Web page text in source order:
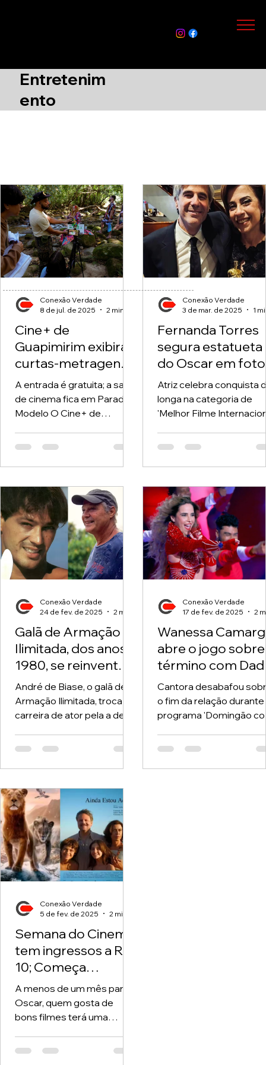
Entretenim
ento
Cine+ de
Guapimirim exibirá
curtas-metragens
produzidos por
alunos de pós-
produção
cinematográfica
A entrada é gratuita; a sala
de cinema fica em Parada
Modelo O Cine+ de
Metropolitana do Rio de
Conexão Verdade
8 de jul. de 2025
Fernanda Torres
segura estatueta
do Oscar em foto
com Walter
após vitória de
'Ainda Estou Aqui'
Atriz celebra conquista
longa na categoria de
'Melhor Filme
Fernanda Torres
Conexão Verdade
3 de mar. de 2025
Galã de Armação
Ilimitada, dos anos
1980, se reinventa,
troca de carreira e
entra no turismo
André de Biase, o galã de
Armação Ilimitada, troca a
carreira de ator pela a de
recebe carinho dos fãs nas
Conexão Verdade
24 de fev. de 2025
Wanessa
abre o jogo sobre
término com
Dolabella:
de solidão'
Cantora desabafou
o fim da relação durante
programa 'Domingão
participou da "Batalha do
Conexão Verdade
17 de fev. de 2025
Semana do Cinema
tem ingressos a R$
10; Começa
amanhã, dia 6, veja
onde
A menos de um mês para o
Oscar, quem gosta de
bons filmes terá uma
É a super promoção que
Conexão Verdade
5 de fev. de 2025